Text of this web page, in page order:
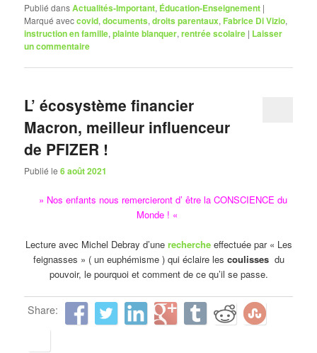
Publié dansActualités-Important, Éducation-Enseignement |
Marqué aveccovid,documents,droits parentaux, Fabrice Di Vizio,
instruction en famille,plainte blanquer,rentrée scolaire | Laisser
un commentaire
L’ écosystème financier
Macron, meilleur influenceur
de PFIZER !
Publié le6 août 2021
» Nos enfants nous remercieront d’ être la CONSCIENCE du
Monde ! «
Lecture avec Michel Debray d’une rechercheeffectuée par « Les
feignasses » ( un euphémisme ) qui éclaire les coulissesdu
pouvoir, le pourquoi et comment de ce qu’il se passe.
Share: